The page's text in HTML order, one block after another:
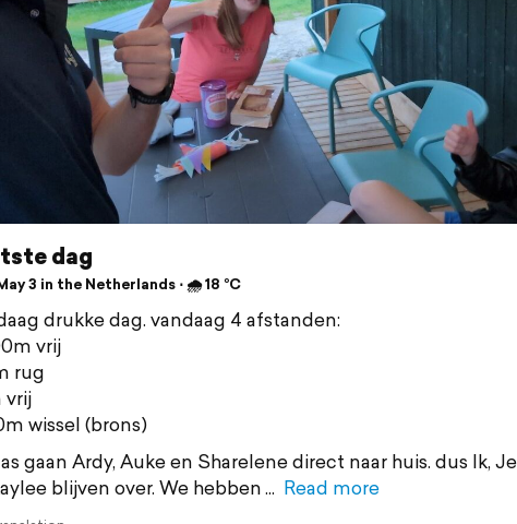
dag
3 in the Netherlands ⋅ 🌧 18 °C
drukke dag. vandaag 4 afstanden:
vrij
rug
vrij
wissel (brons)
gaan Ardy, Auke en Sharelene direct naar huis. dus Ik,
blijven over. We hebben
Read more